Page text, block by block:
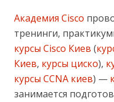
Академия Cisco
тренинги,
курсы Cisco Киев (
Киев, курсы циско),
курсы CCNA киев) —
занимается